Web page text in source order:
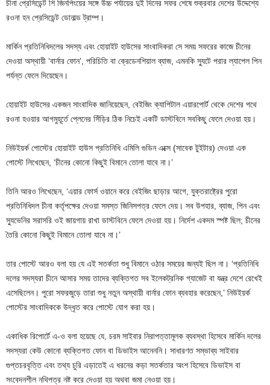
চীনা প্রেসিডেন্ট শি জিনপিংয়ের সঙ্গে উচ্চ পর্যায়ের দুই দিনের সফর শেষে শুক্রবার দেশের উদ্দেশ্যে
রওনা হন প্রেসিডেন্ট ডোনাল্ড ট্রাম্প।
মার্কিন প্রতিনিধিদলের সদস্য এবং হোয়াইট হাউসের সাংবাদিকরা সে সময় সফরের কাজে চীনের
দেওয়া অস্থায়ী ‘বার্নার ফোন’, পরিচিতি বা ক্রেডেনশিয়াল ব্যাজ, এমনকি স্যুটে পরার ল্যাপেল পিন
পর্যন্ত ফেলে দিয়েছেন।
হোয়াইট হাউসের একজন সাংবাদিক জানিয়েছেন, বেইজিং ক্যাপিটাল এয়ারপোর্ট থেকে দেশের পথে
রওনা হওয়ার আগমুহূর্তে প্লেনের সিঁড়ির ঠিক নিচেই একটি ডাস্টবিনে সবকিছু ফেলে দেওয়া হয়।
নিউইয়র্ক পোস্টের হোয়াইট হাউস প্রতিনিধি এমিলি গুডিন এক্সে (সাবেক টুইটার) দেওয়া এক
পোস্টে লিখেছেন, ‘চীনের কোনো কিছুই বিমানে তোলা যাবে না।’
তিনি আরও লিখেছেন, ‘এয়ার ফোর্স ওয়ানে করে বেইজিং ছাড়ার আগে, যুক্তরাষ্ট্রের পুরো
প্রতিনিধিদল চীনা কর্তৃপক্ষের দেওয়া সমস্ত জিনিসপত্র ফেলে দেয়। সব উপহার, ব্যাজ, পিন এবং
স্যুভেনির সরাসরি ওই জায়গায় রাখা ডাস্টবিনে ফেলে দেওয়া হয়। নির্দেশ একদম স্পষ্ট ছিল; চীনের
তৈরি কোনো কিছুই বিমানে তোলা যাবে না।’
তার পোস্টে আরও বলা হয় যে এই সতর্কতা শুধু বিমানে ওঠার সময়ের জন্যই ছিল না। ‘প্রতিনিধি
দলের সদস্যরা চীনে আসার সময় তাদের ব্যক্তিগত সব ইলেকট্রনিক গ্যাজেট বা যন্ত্র দেশে রেখেই
এসেছিলেন। পুরো সফরজুড়ে তারা শুধু নতুন অস্থায়ী বার্নার ফোন ব্যবহার করেছেন,’ নিউইয়র্ক
পোস্টের সাংবাদিককে উদ্ধৃত করে পোস্টে যোগ করা হয়।
একাধিক রিপোর্টে এ-ও বলা হয়েছে যে, চরম সাইবার নিরাপত্তামূলক ব্যবস্থা হিসেবে মার্কিন দলের
সদস্যরা কেউ কোনো ব্যক্তিগত ফোন বা ডিভাইস আনেননি। সাধারণত সম্ভাব্য সাইবার
গুপ্তচরবৃত্তি এবং তথ্য চুরি এড়াতেই এ ধরনের কড়া সতর্কতার অংশ হিসেবে ডিভাইস বা
সংবেদনশীল নথিপত্র নষ্ট করে দেওয়া হয় অথবা জমা নেওয়া হয়।